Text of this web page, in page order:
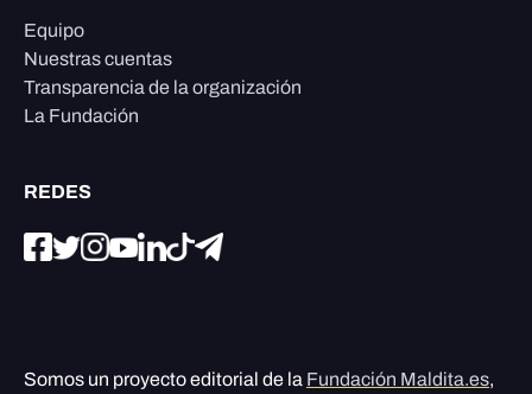
Equipo
Nuestras cuentas
Transparencia de la organización
La Fundación
REDES
Somos un proyecto editorial de la Fundación Maldita.es,